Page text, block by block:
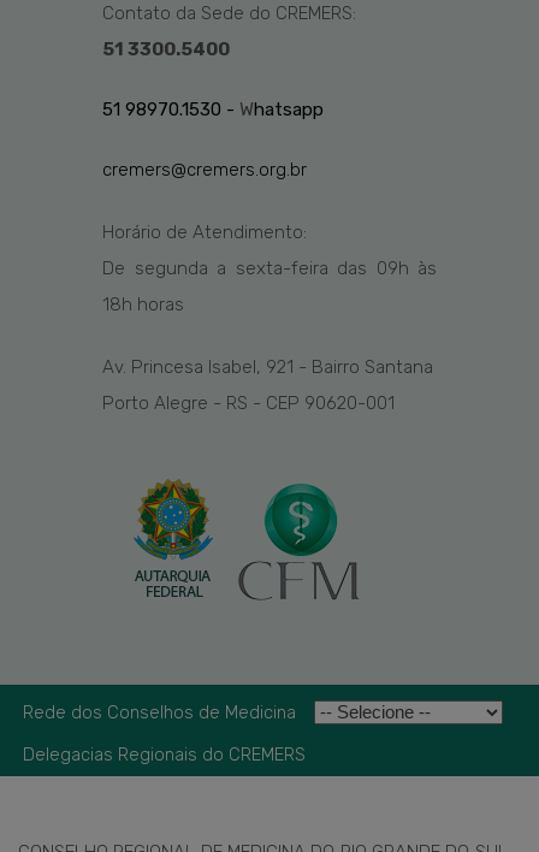
Contato da Sede do CREMERS:
51 3300.5400
51 98970.1530 - Whatsapp
cremers@cremers.org.br
Horário de Atendimento:
De segunda a sexta-feira das 09h às
18h horas
Av. Princesa Isabel, 921 - Bairro Santana
Porto Alegre - RS - CEP 90620-001
Rede dos Conselhos de Medicina
Delegacias Regionais do CREMERS